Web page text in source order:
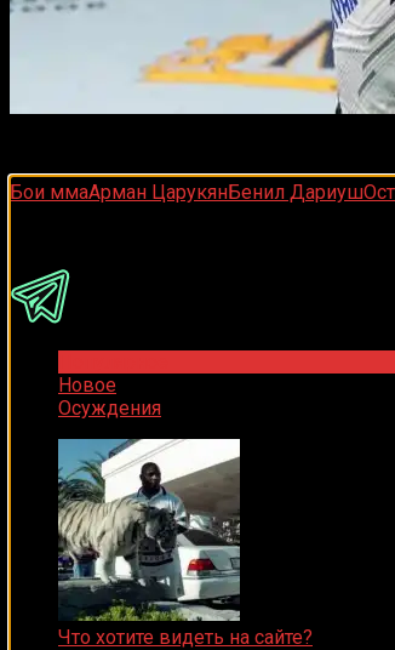
Бои ммаАрман ЦарукянБенил Дариуш
Новое
Осуждения
Что хотите видеть на сайте?